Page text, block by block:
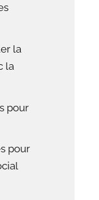
la
la
pour
pour